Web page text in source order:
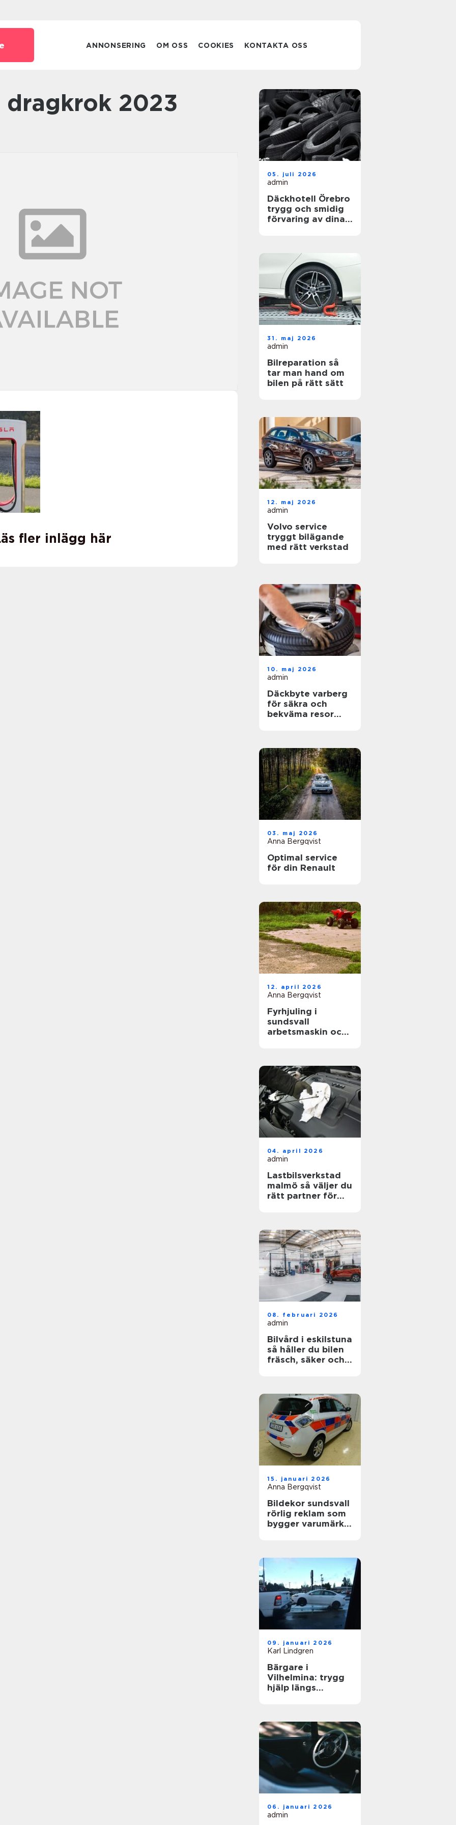
ANNONSERING OM OSS COOKIES KONTAKTA OSS
dragkrok 2023
fler inlägg här
05. juli 2026
admin
Däckhotell Örebro
trygg och smidig
förvaring av dina
31. maj 2026
admin
Bilreparation så
tar man hand om
bilen på rätt sätt
12. maj 2026
admin
Volvo service
tryggt bilägande
med rätt verkstad
10. maj 2026
admin
Däckbyte varberg
för säkra och
bekväma resor
03. maj 2026
Anna Bergqvist
Optimal service
för din Renault
12. april 2026
Anna Bergqvist
Fyrhjuling i
sundsvall
arbetsmaskin och
04. april 2026
admin
Lastbilsverkstad
malmö så väljer du
rätt partner för
08. februari 2026
admin
Bilvård i eskilstuna
så håller du bilen
fräsch, säker och
15. januari 2026
Anna Bergqvist
Bildekor sundsvall
rörlig reklam som
bygger varumärke
09. januari 2026
Karl Lindgren
Bärgare i
Vilhelmina: trygg
hjälp längs
06. januari 2026
admin